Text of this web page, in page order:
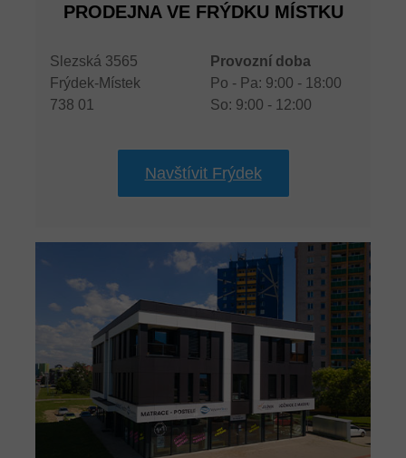
PRODEJNA VE FRÝDKU MÍSTKU
Slezská 3565
Frýdek-Místek
738 01
Provozní doba
Po - Pa: 9:00 - 18:00
So: 9:00 - 12:00
Navštívit Frýdek